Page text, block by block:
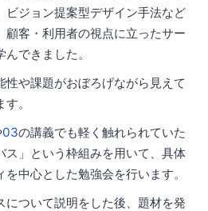
ビジョン提案型デザイン手法など
顧客・利用者の視点に立ったサー
できました。
や課題がおぼろげながら見えて
。
03の講義でも軽く触れられていた
ス」という枠組みを用いて、具体
中心とした勉強会を行います。
について説明をした後、題材を発